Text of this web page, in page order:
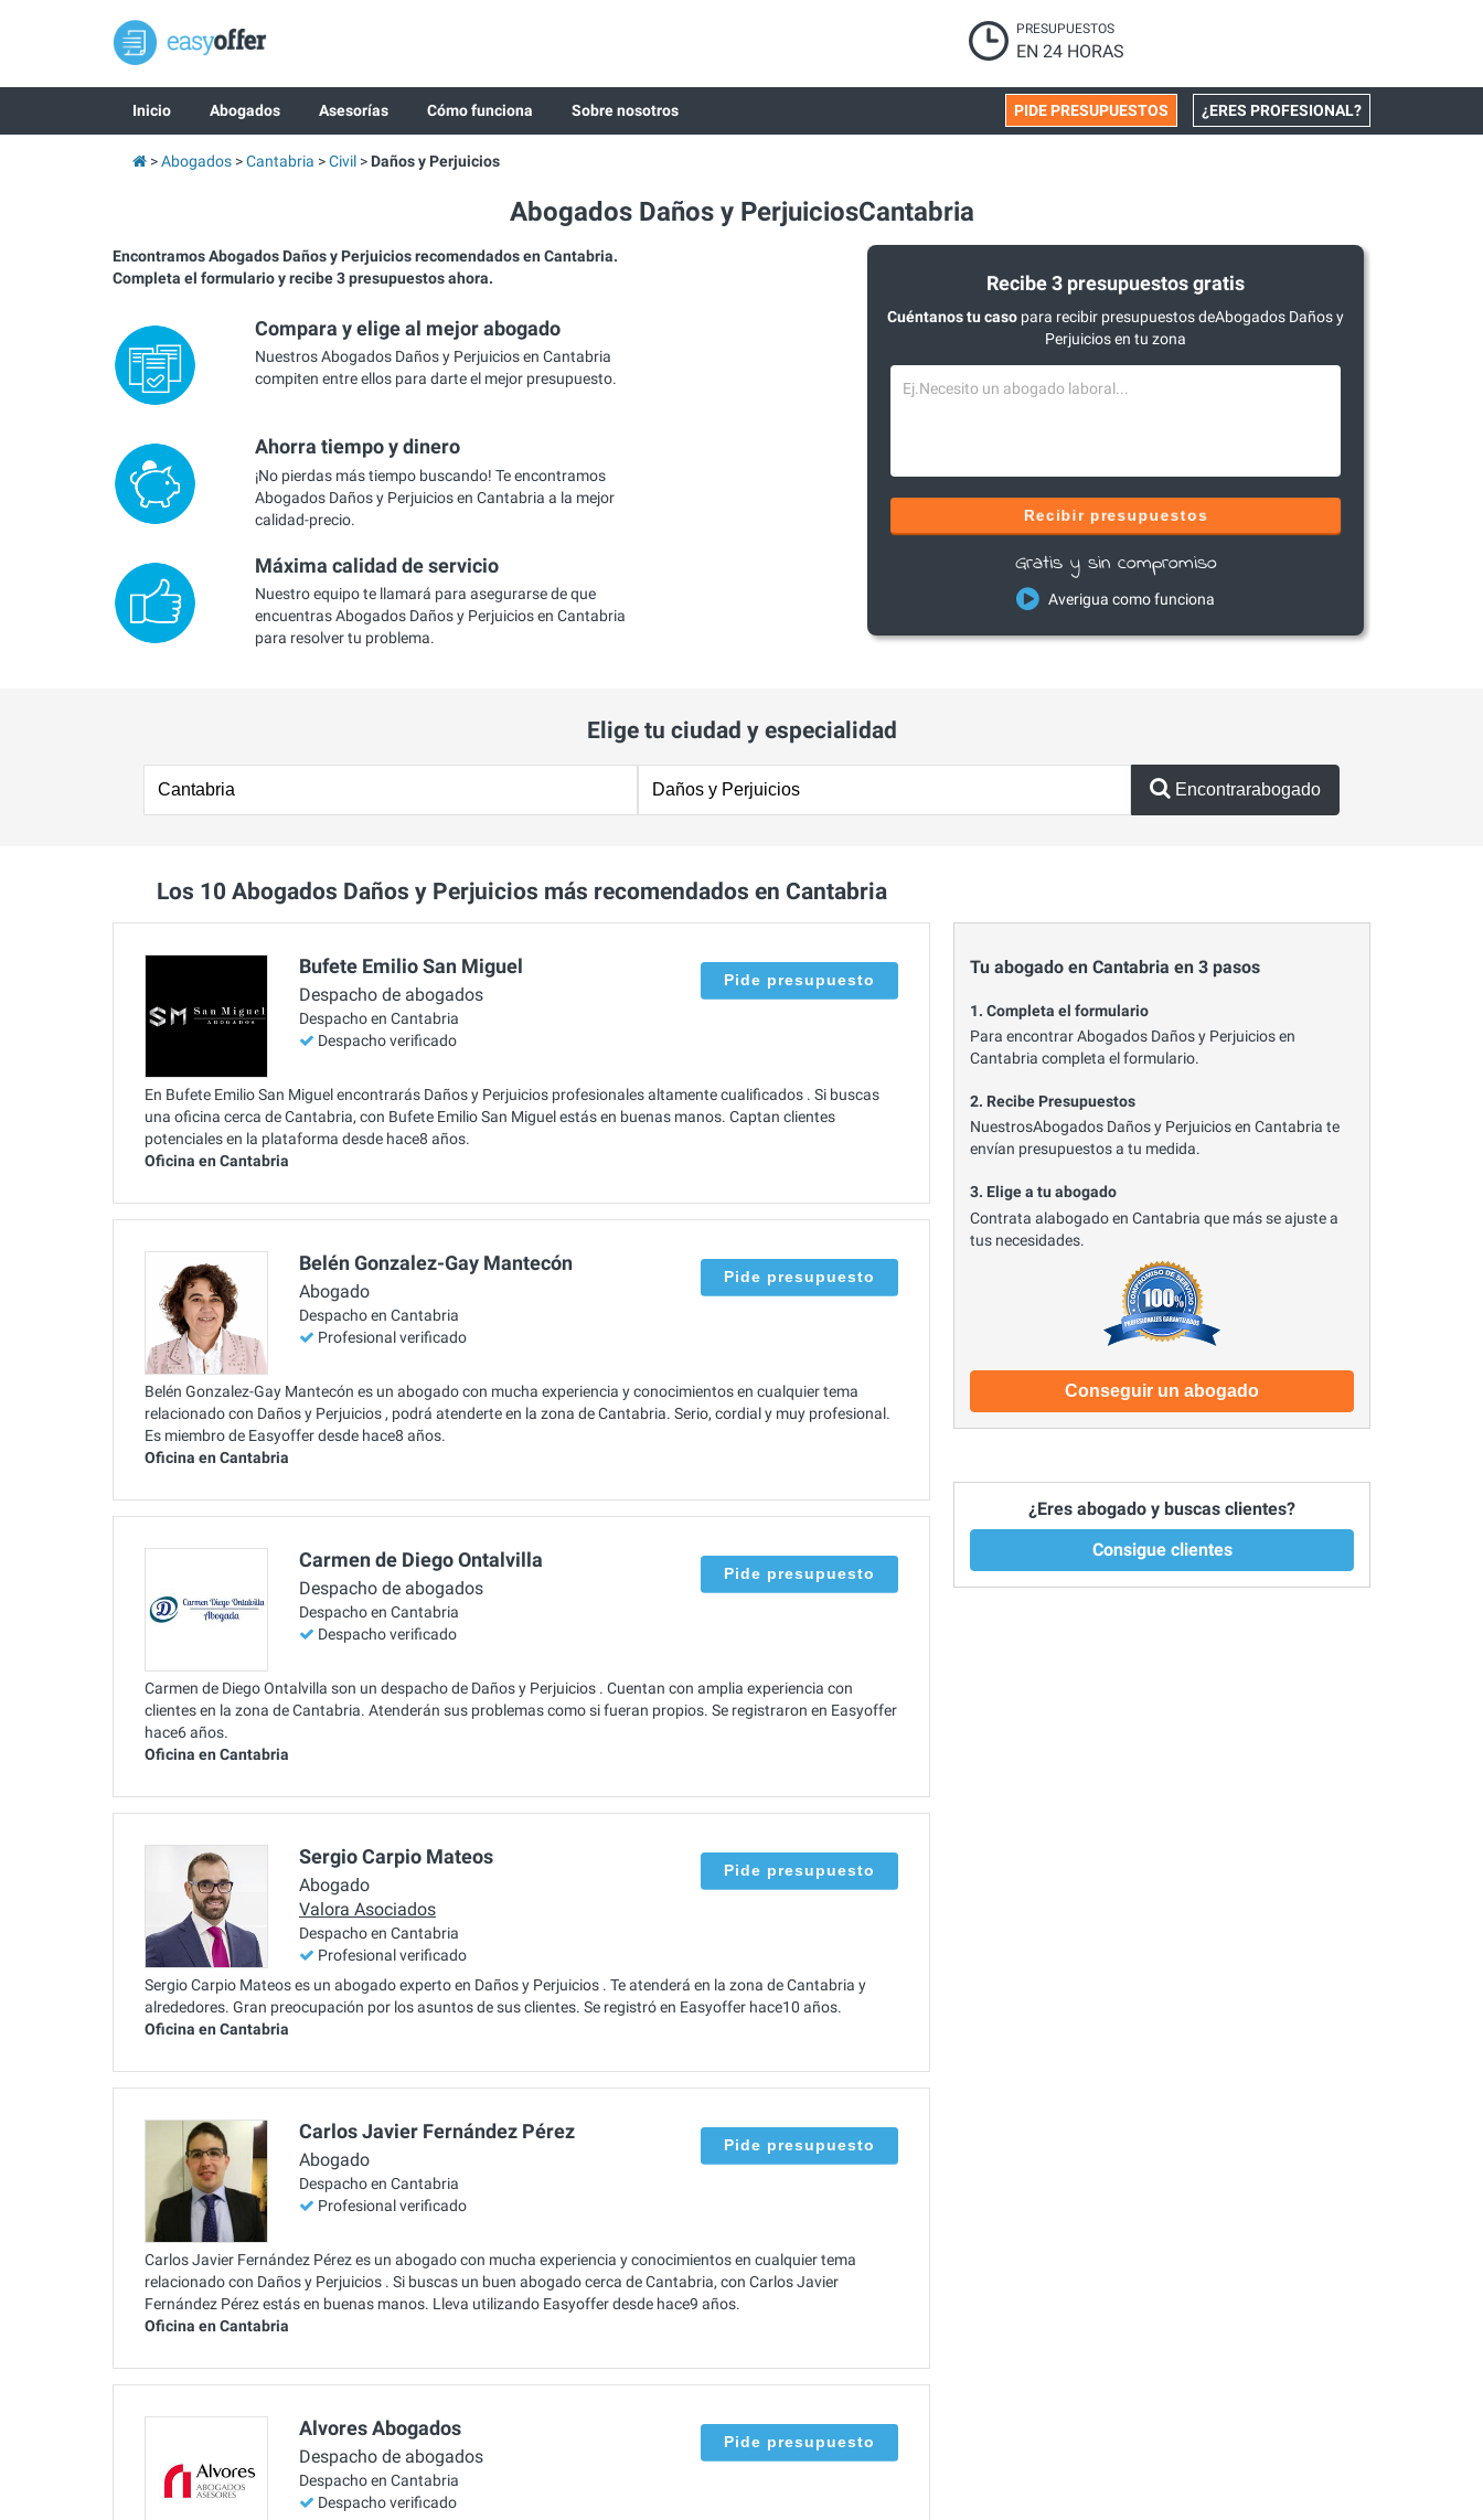
PRESUPUESTOS
EN 24 HORAS
Inicio Abogados Asesorías Cómo funciona Sobre nosotros ¿ERES PROFESIONAL?
PIDE PRESUPUESTOS
Abogados Cantabria Civil Daños y Perjuicios
Abogados Daños y PerjuiciosCantabria
Encontramos Abogados Daños y Perjuicios recomendados en Cantabria.
Completa el formulario y recibe 3 presupuestos ahora.
Compara y elige al mejor abogado
Nuestros Abogados Daños y Perjuicios en Cantabria
compiten entre ellos para darte el mejor presupuesto.
Ahorra tiempo y dinero
¡No pierdas más tiempo buscando! Te encontramos
Abogados Daños y Perjuicios en Cantabria a la mejor
calidad-precio.
Máxima calidad de servicio
Nuestro equipo te llamará para asegurarse de que
encuentras Abogados Daños y Perjuicios en Cantabria
para resolver tu problema.
Recibe 3 presupuestos gratis
Cuéntanos tu caso para recibir presupuestos deAbogados Daños y
Perjuicios en tu zona
Recibir presupuestos
Gratis y sin compromiso
Averigua como funciona
Elige tu ciudad y especialidad
Encontrarabogado
Los 10 Abogados Daños y Perjuicios más recomendados en Cantabria
Bufete Emilio San Miguel
Despacho de abogados
Despacho en Cantabria
Despacho verificado
Pide presupuesto
En Bufete Emilio San Miguel encontrarás Daños y Perjuicios profesionales altamente cualificados . Si buscas
una oficina cerca de Cantabria, con Bufete Emilio San Miguel estás en buenas manos. Captan clientes
potenciales en la plataforma desde hace8 años.
Oficina en Cantabria
Belén Gonzalez-Gay Mantecón
Abogado
Despacho en Cantabria
Profesional verificado
Pide presupuesto
Belén Gonzalez-Gay Mantecón es un abogado con mucha experiencia y conocimientos en cualquier tema
relacionado con Daños y Perjuicios , podrá atenderte en la zona de Cantabria. Serio, cordial y muy profesional.
Es miembro de Easyoffer desde hace8 años.
Oficina en Cantabria
Carmen de Diego Ontalvilla
Despacho de abogados
Despacho en Cantabria
Despacho verificado
Pide presupuesto
Carmen de Diego Ontalvilla son un despacho de Daños y Perjuicios . Cuentan con amplia experiencia con
clientes en la zona de Cantabria. Atenderán sus problemas como si fueran propios. Se registraron en Easyoffer
hace6 años.
Oficina en Cantabria
Sergio Carpio Mateos
Abogado
Valora Asociados
Despacho en Cantabria
Profesional verificado
Pide presupuesto
Sergio Carpio Mateos es un abogado experto en Daños y Perjuicios . Te atenderá en la zona de Cantabria y
alrededores. Gran preocupación por los asuntos de sus clientes. Se registró en Easyoffer hace10 años.
Oficina en Cantabria
Carlos Javier Fernández Pérez
Abogado
Despacho en Cantabria
Profesional verificado
Pide presupuesto
Carlos Javier Fernández Pérez es un abogado con mucha experiencia y conocimientos en cualquier tema
relacionado con Daños y Perjuicios . Si buscas un buen abogado cerca de Cantabria, con Carlos Javier
Fernández Pérez estás en buenas manos. Lleva utilizando Easyoffer desde hace9 años.
Oficina en Cantabria
Alvores Abogados
Despacho de abogados
Despacho en Cantabria
Despacho verificado
Pide presupuesto
Tu abogado en Cantabria en 3 pasos
1. Completa el formulario
Para encontrar Abogados Daños y Perjuicios en
Cantabria completa el formulario.
2. Recibe Presupuestos
NuestrosAbogados Daños y Perjuicios en Cantabria te
envían presupuestos a tu medida.
3. Elige a tu abogado
Contrata alabogado en Cantabria que más se ajuste a
tus necesidades.
Conseguir un abogado
¿Eres abogado y buscas clientes?
Consigue clientes